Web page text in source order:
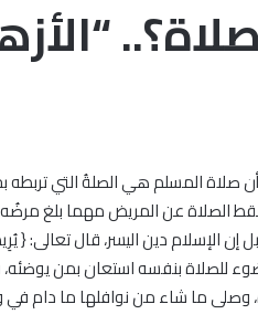
أن صلاة المسلم هي الصلةُ التي تربطه
الصلاة عن المريض مهما بلغ
دين اليسر، قال تعالى: {
المسلمَ عن الوضوء للصلاة بنفسه استعان بمن
وصلى ما شاء من نوافلها ما دام في
لحج
المواعيد وطرق
للقضايا
المعاصرة:
حفظ
الأمانة
والابتعاد
عن
الغش
الخميس, 6 أغسطس 2026
خلال
الغش
ترابط